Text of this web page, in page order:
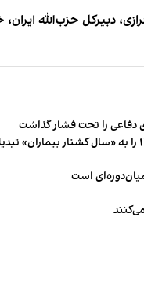
دبیر‌کل حزب‌الله ایران،
دفاعی را تحت فشار گذاشت
است